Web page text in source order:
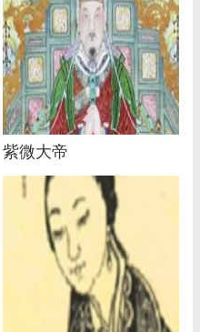
紫微大帝